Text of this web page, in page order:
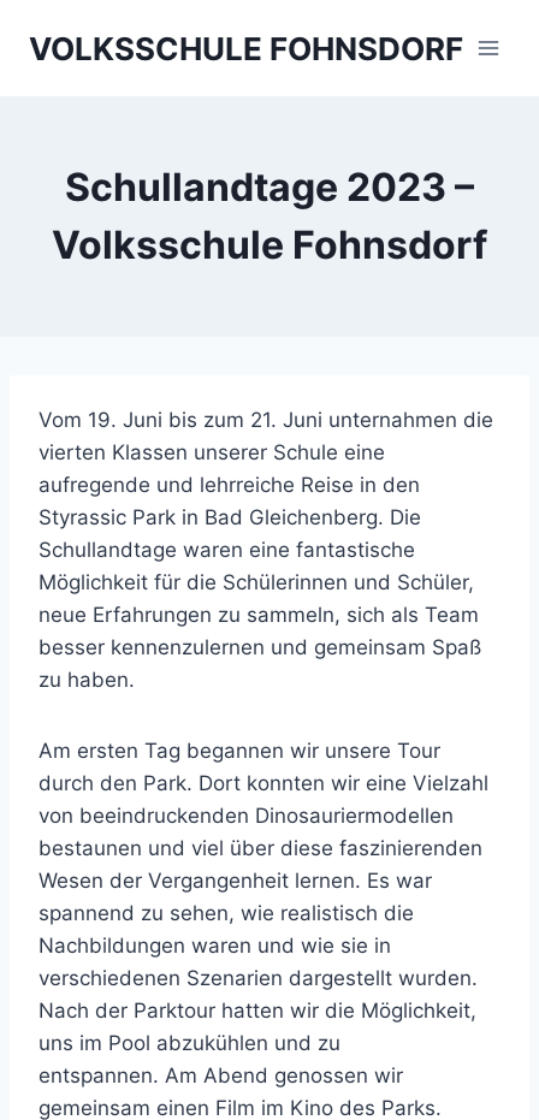
VOLKSSCHULE FOHNSDORF
Schullandtage 2023 –
Volksschule Fohnsdorf
Vom 19. Juni bis zum 21. Juni unternahmen die
vierten Klassen unserer Schule eine
aufregende und lehrreiche Reise in den
Styrassic Park in Bad Gleichenberg. Die
Schullandtage waren eine fantastische
Möglichkeit für die Schülerinnen und Schüler,
neue Erfahrungen zu sammeln, sich als Team
besser kennenzulernen und gemeinsam Spaß
zu haben.
Am ersten Tag begannen wir unsere Tour
durch den Park. Dort konnten wir eine Vielzahl
von beeindruckenden Dinosauriermodellen
bestaunen und viel über diese faszinierenden
Wesen der Vergangenheit lernen. Es war
spannend zu sehen, wie realistisch die
Nachbildungen waren und wie sie in
verschiedenen Szenarien dargestellt wurden.
Nach der Parktour hatten wir die Möglichkeit,
uns im Pool abzukühlen und zu
entspannen. Am Abend genossen wir
gemeinsam einen Film im Kino des Parks.